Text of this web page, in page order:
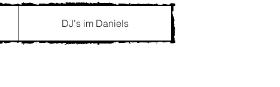
DJ's im Daniels